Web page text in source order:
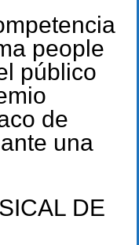
people
público
de
una
DE